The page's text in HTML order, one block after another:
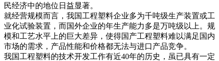
民经济中的地位日益显著。
就经营规模而言，我国工程塑料企业多为千吨级生产装置或工
业化试验装置，而国外企业的年生产能力多是万吨级以上。规
模和工艺水平上的巨大差异，使得国产工程塑料难以满足国内
市场的需求，产品性能和价格都无法与进口产品竞争。
我国工程塑料的技术开发工作有近40年的历史，虽已具有一定